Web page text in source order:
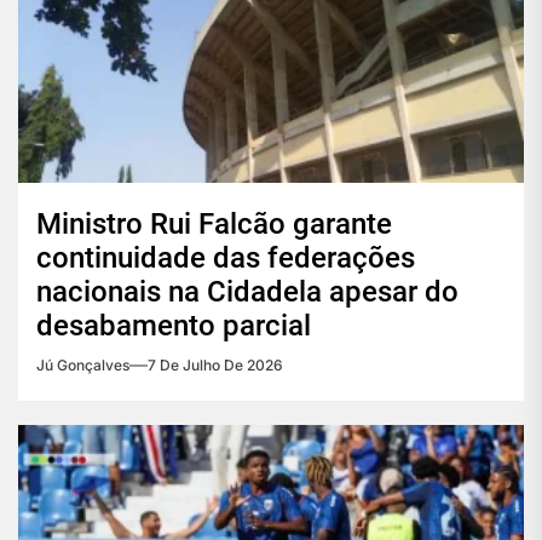
Ministro Rui Falcão garante
continuidade das federações
nacionais na Cidadela apesar do
desabamento parcial
Jú Gonçalves 7 De Julho De 2026